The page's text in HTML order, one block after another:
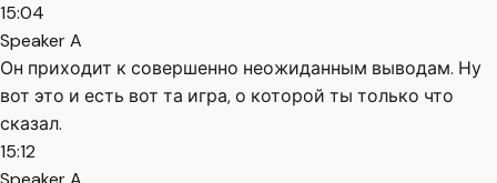
15:04
Speaker A
Он приходит к совершенно неожиданным выводам. Ну
вот это и есть вот та игра, о которой ты только что
сказал.
15:12